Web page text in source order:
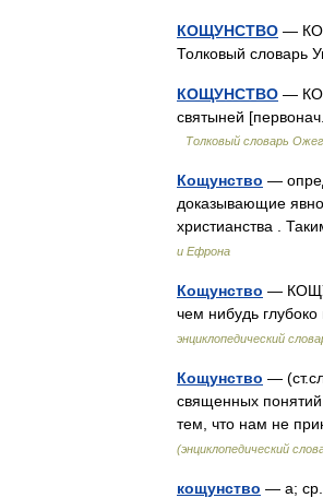
КОЩУНСТВО —
Толковый словарь
КОЩУНСТВО —
святыней
Толковый словарь
Кощунство —
доказывающие
христианства .
и Ефрона
Кощунство —
чем нибудь
энциклопедический
Кощунство —
священных понятий
тем, что нам не
(энциклопедический
кощунство — а; ср.